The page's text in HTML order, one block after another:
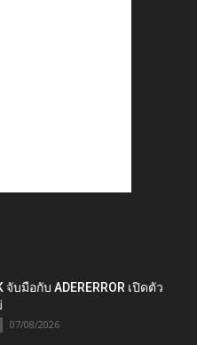
จับมือกับ ADERERROR เปิดตัว
07/08/2026